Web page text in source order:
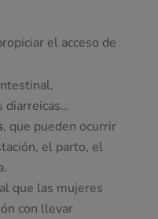
el acceso de
diarreicas…
, que pueden ocurrir
el parto, el
que las mujeres
con llevar